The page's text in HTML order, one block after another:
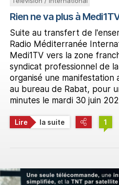
Rien ne va plus à
Suite au transfert de
Radio Méditerranée
Medi1TV vers la zone
syndicat professionnel de
organisé une manifestation
au bureau de Rabat, pour
minutes le mardi 30 juin
Lire la suite 1